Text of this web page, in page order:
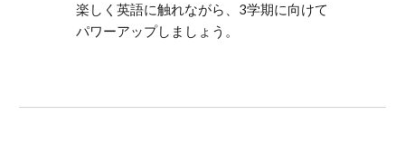
楽しく英語に触れながら、3学期に向けて
パワーアップしましょう。